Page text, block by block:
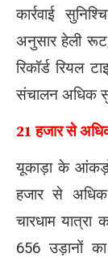
कार्रवाई
अनुसार हेली
रिकॉर्ड रियल
संचालन अधिक
21 हजार से
यूकाड़ा के
हजार से अधिक
चारधाम
656 उड़ानों